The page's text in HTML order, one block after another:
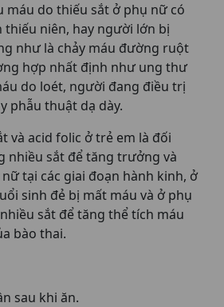
do thiếu sắt ở phụ nữ có
niên, hay người lớn bị
như là chảy máu đường ruột
hợp nhất định như ung thư
do loét, người đang điều trị
phẫu thuật dạ dày.
và acid folic ở trẻ em là đối
nhiều sắt để tăng trưởng và
tại các giai đoạn hành kinh, ở
sinh đẻ bị mất máu và ở phụ
sắt để tăng thể tích máu
bào thai.
sau khi ăn.